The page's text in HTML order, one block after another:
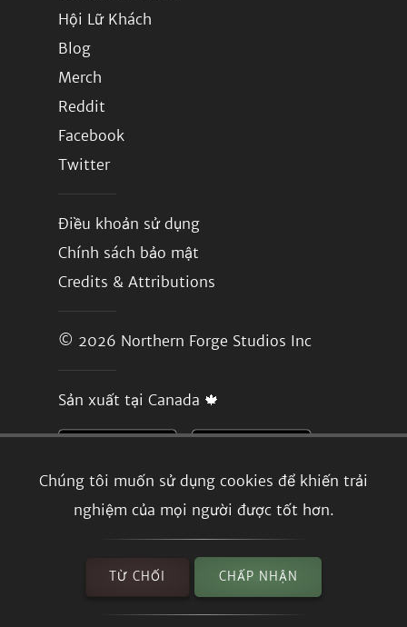
Chúng tôi muốn sử dụng cookies để khiến trải
nghiệm của mọi người được tốt hơn.
TỪ CHỐI CHẤP NHẬN
Hội Lữ Khách
Blog
Merch
Reddit
Facebook
Twitter
Điều khoản sử dụng
Chính sách bảo mật
Credits & Attributions
© 2026 Northern Forge Studios Inc
Sản xuất tại Canada 🍁